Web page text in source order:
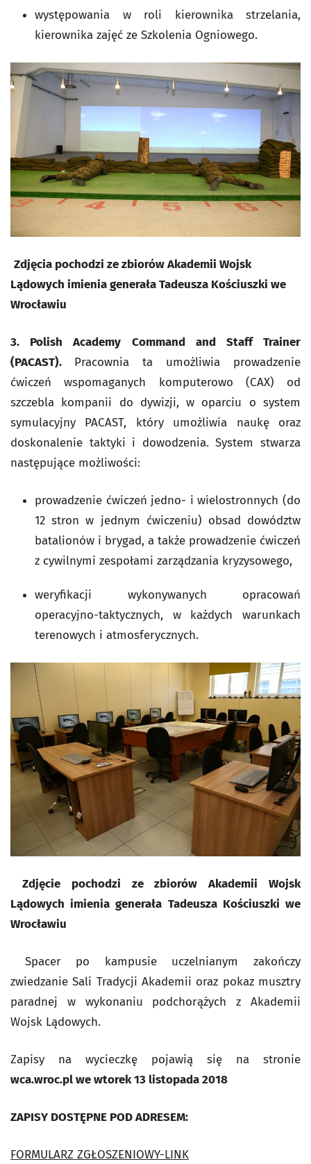
występowania w roli kierownika strzelania,
kierownika zajęć ze Szkolenia Ogniowego.
Zdjęcia pochodzi ze zbiorów Akademii Wojsk
Lądowych imienia generała Tadeusza Kościuszki we
Wrocławiu
3. Polish Academy Command and Staff Trainer
(PACAST). Pracownia ta umożliwia prowadzenie
ćwiczeń wspomaganych komputerowo (CAX) od
szczebla kompanii do dywizji, w oparciu o system
symulacyjny PACAST, który umożliwia naukę oraz
doskonalenie taktyki i dowodzenia. System stwarza
następujące możliwości:
prowadzenie ćwiczeń jedno- i wielostronnych (do
12 stron w jednym ćwiczeniu) obsad dowództw
batalionów i brygad, a także prowadzenie ćwiczeń
z cywilnymi zespołami zarządzania kryzysowego,
weryfikacji wykonywanych opracowań
operacyjno-taktycznych, w każdych warunkach
terenowych i atmosferycznych.
Zdjęcie pochodzi ze zbiorów Akademii Wojsk
Lądowych imienia generała Tadeusza Kościuszki we
Wrocławiu
Spacer po kampusie uczelnianym zakończy
zwiedzanie Sali Tradycji Akademii oraz pokaz musztry
paradnej w wykonaniu podchorążych z Akademii
Wojsk Lądowych.
Zapisy na wycieczkę pojawią się na stronie
wca.wroc.pl we wtorek 13 listopada 2018
ZAPISY DOSTĘPNE POD ADRESEM:
FORMULARZ ZGŁOSZENIOWY-LINK